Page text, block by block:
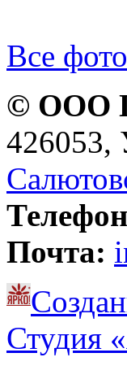
Все
© ООО
426053,
Почта:
Студия